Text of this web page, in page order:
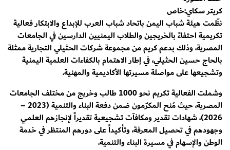
كريتر سكاي:خاص
نظّمت هيئة شباب اليمن باتحاد شباب العرب للإبداع والابتكار فعالية
تكريمية احتفاءً بالخريجين والطلاب اليمنيين الدارسين في الجامعات
المصرية، وذلك بدعم كريم من مجموعة شركات الحثيلي التجارية ممثلة
بالحاج حسين الحثيلي، في إطار الاهتمام بالكفاءات العلمية اليمنية
وتشجيعها على مواصلة مسيرتها الأكاديمية والمهنية.
وشملت الفعالية تكريم نحو 1000 طالب وخريج من مختلف الجامعات
المصرية، حيث مُنح المكرّمون ضمن دفعة البناء والتنمية (2023 –
2026)، شهادات تقدير ومكافآت تشجيعية تقديراً لإنجازهم العلمي
وجهودهم في تحصيل المعرفة، وتأكيداً على دورهم المنتظر في خدمة
الوطن والإسهام في مسيرة البناء والتنمية.